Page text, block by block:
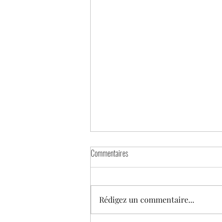
Prochain RDV...
A vos agendas... Prochainne
Le 29 et 30 octobre. Sinon rdv,
Aujac (30450) Villefort (48800)
Aix en...
Commentaires
Rédigez un commentaire...